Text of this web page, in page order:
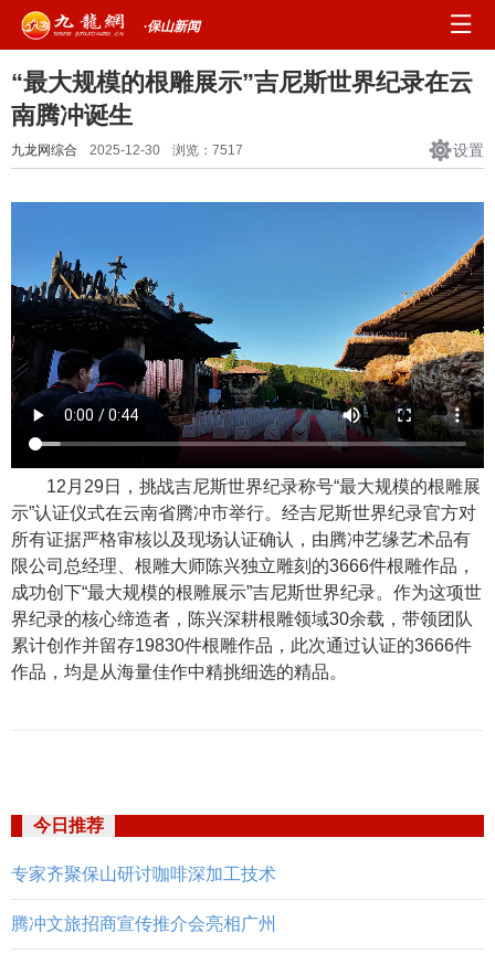
·保山新闻
“最大规模的根雕展示”吉尼斯世界纪录在云
南腾冲诞生
九龙网综合 2025-12-30 浏览： 7517 设置
12月29日，挑战吉尼斯世界纪录称号“最大规模的根雕展
示”认证仪式在云南省腾冲市举行。经吉尼斯世界纪录官方对
所有证据严格审核以及现场认证确认，由腾冲艺缘艺术品有
限公司总经理、根雕大师陈兴独立雕刻的3666件根雕作品，
成功创下“最大规模的根雕展示”吉尼斯世界纪录。作为这项世
界纪录的核心缔造者，陈兴深耕根雕领域30余载，带领团队
累计创作并留存19830件根雕作品，此次通过认证的3666件
作品，均是从海量佳作中精挑细选的精品。
今日推荐
专家齐聚保山研讨咖啡深加工技术
腾冲文旅招商宣传推介会亮相广州